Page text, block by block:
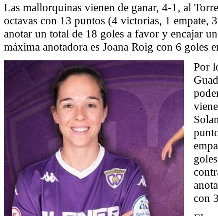
Las mallorquinas vienen de ganar, 4-1, al
octavas con 13 puntos (4 victorias, 1 empate,
anotar un total de 18 goles a favor y encajar
máxima anotadora es Joana Roig con 6 goles
Por
con